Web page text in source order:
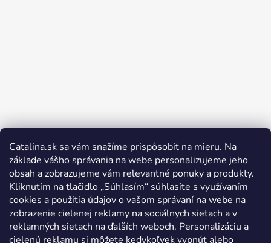
Catalina.sk sa vám snažíme prispôsobiť na mieru. Na
základe vášho správania na webe personalizujeme jeho
obsah a zobrazujeme vám relevantné ponuky a produkty.
Kliknutím na tlačidlo „Súhlasím“ súhlasíte s využívaním
cookies a použitia údajov o vašom správaní na webe na
zobrazenie cielenej reklamy na sociálnych sieťach a v
reklamných sieťach na ďalších weboch. Personalizáciu a
cielenú reklamu si môžete kedykoľvek vypnúť alebo
Sledovať na Instagrame